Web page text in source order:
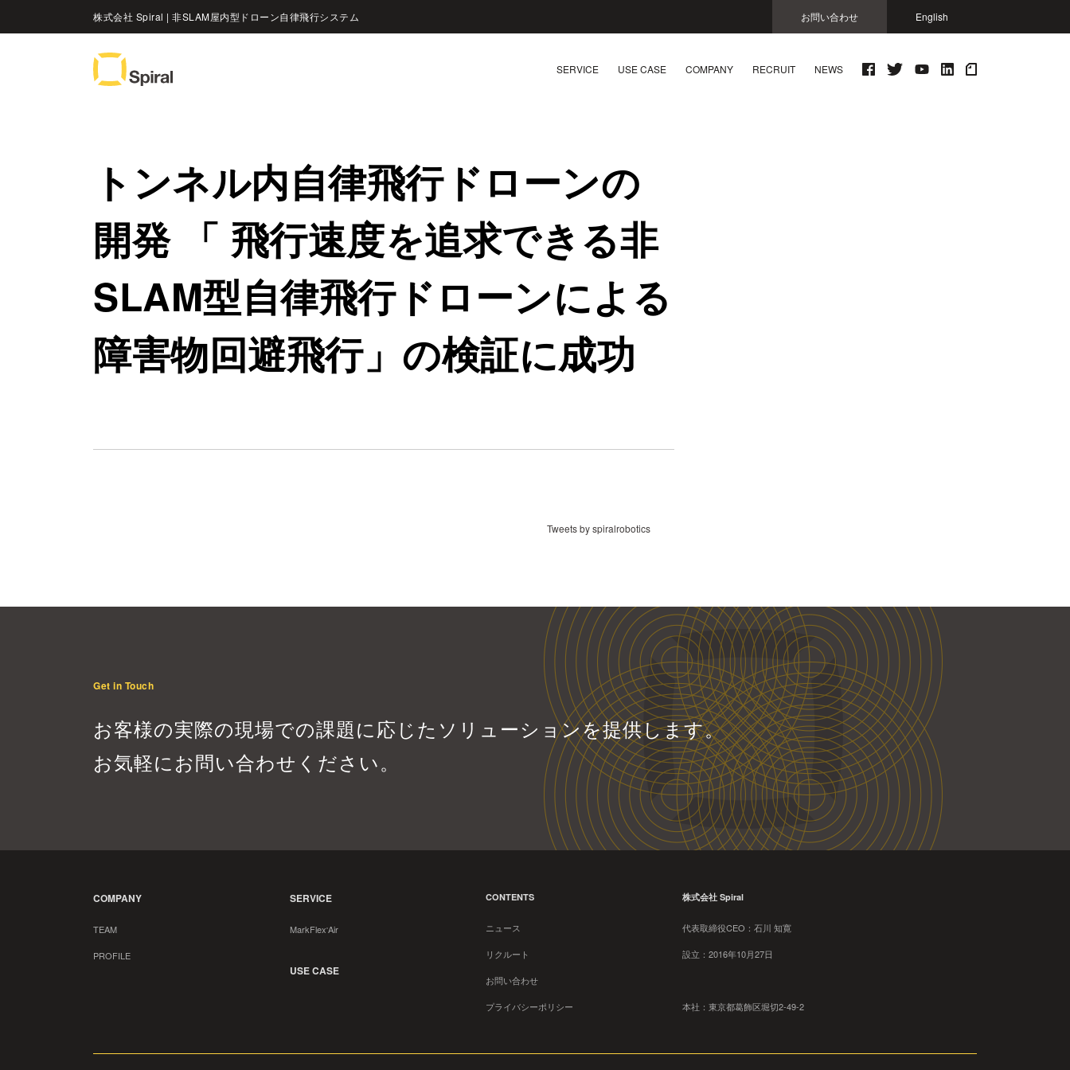
株式会社 Spiral | 非SLAM屋内型ドローン自律飛行システム お問い合わせ English
SERVICE USE CASE COMPANY RECRUIT NEWS
トンネル内自律飛行ドローンの
開発 「 飛行速度を追求できる非
SLAM型自律飛行ドローンによる
障害物回避飛行」の検証に成功
Tweets by spiralrobotics
Get in Touch
お客様の実際の現場での課題に応じたソリューションを提供します。
お気軽にお問い合わせください。
COMPANY
TEAM
PROFILE
SERVICE
MarkFlex ®Air
USE CASE
CONTENTS
ニュース
リクルート
お問い合わせ
プライバシーポリシー
株式会社 Spiral
​代表取締役CEO：石川 知寛
設立：2016年10月27日
本社：東京都葛飾区堀切2-49-2